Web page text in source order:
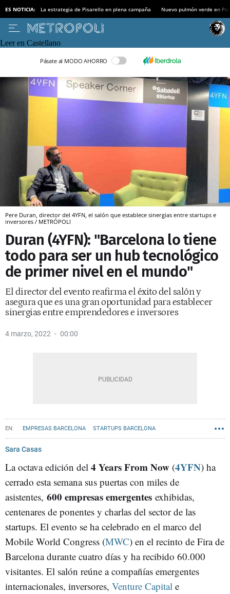
ES NOTICIA: La estrategia de Pisarello en plena campaña Nuevo pulmón verde en
Leer en Castellano
Pásate al MODO AHORRO
Pere Duran, director del 4YFN, el salón que establece sinergias entre startups e
inversores / METRÓPOLI
Duran (4YFN): "Barcelona lo tiene
todo para ser un hub tecnológico
de primer nivel en el mundo"
El director del evento reafirma el éxito del salón y
asegura que es una gran oportunidad para establecer
sinergias entre emprendedores e inversores
4 marzo, 2022 00:00
EMPRESAS BARCELONA STARTUPS BARCELONA
Sara Casas
La octava edición del 4 Years From Now (4YFN) ha
cerrado esta semana sus puertas con miles de
asistentes, 600 empresas emergentes exhibidas,
centenares de ponentes y charlas del sector de las
startups. El evento se ha celebrado en el marco del
Mobile World Congress (MWC) en el recinto de Fira de
Barcelona durante cuatro días y ha recibido 60.000
visitantes. El salón reúne a compañías emergentes
internacionales, inversores, Venture Capital e